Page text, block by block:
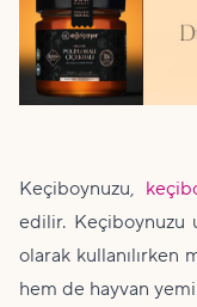
Keçiboynuzu,
edilir. Keçiboynuzu
olarak kullanılırken
hem de hayvan